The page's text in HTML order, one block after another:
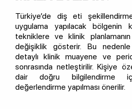
Türkiye’de diş eti
uygulama yapılacak bölgenin
tekniklere ve klinik
değişiklik gösterir. Bu
detaylı klinik muayene ve
sonrasında netleştirilir. Kişiye
dair doğru bilgilendirme
değerlendirme yapılması önerilir.